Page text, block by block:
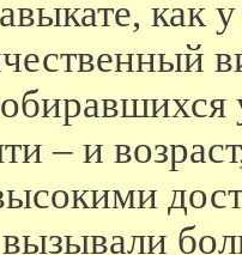
как
– и